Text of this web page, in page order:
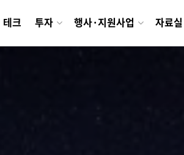
테크 투자 행사·지원사업 자료실